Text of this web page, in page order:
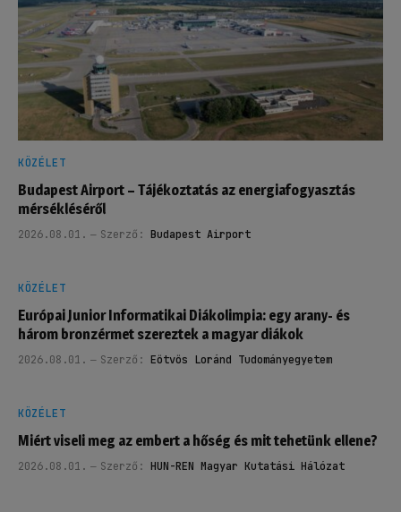
KÖZÉLET
Budapest Airport – Tájékoztatás az energiafogyasztás
mérsékléséről
2026.08.01. Szerző: Budapest Airport
KÖZÉLET
Európai Junior Informatikai Diákolimpia: egy arany- és
három bronzérmet szereztek a magyar diákok
2026.08.01. Szerző: Eötvös Loránd Tudományegyetem
KÖZÉLET
Miért viseli meg az embert a hőség és mit tehetünk ellene?
2026.08.01. Szerző: HUN-REN Magyar Kutatási Hálózat